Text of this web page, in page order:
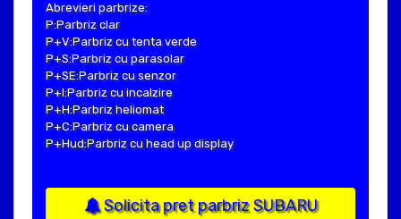
Abrevieri parbrize:
P:Parbriz clar
P+V:Parbriz cu tenta verde
P+S:Parbriz cu parasolar
P+SE:Parbriz cu senzor
P+I:Parbriz cu incalzire
P+H:Parbriz heliomat
P+C:Parbriz cu camera
P+Hud:Parbriz cu head up display
Solicita pret parbriz SUBARU